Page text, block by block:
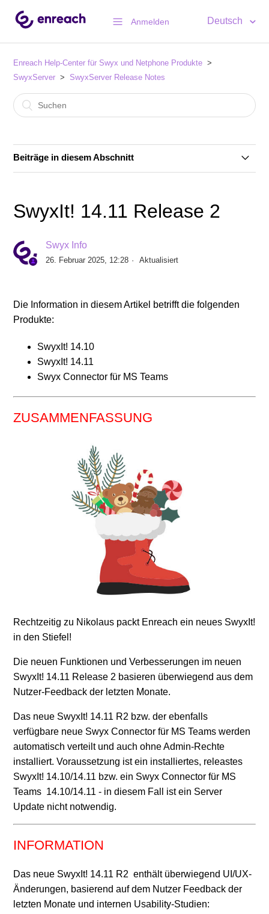
Anmelden Deutsch
Enreach Help-Center für Swyx und Netphone Produkte
SwyxServer
SwyxServer Release Notes
Beiträge in diesem Abschnitt
SwyxIt! 14.21 Release 3
Swyx 14.21
SwyxWare Produkthistorie
SwyxIt! 14.21 Release 2
SwyxIt! 14.11 Release 3
SwyxIt! 14.11 Release 2
Weitere anzeigen
SwyxIt! 14.11 Release 2
Swyx Info
26. Februar 2025, 12:28 Aktualisiert
Die Information in diesem Artikel betrifft die folgenden
Produkte:
SwyxIt! 14.10
SwyxIt! 14.11
Swyx Connector für MS Teams
ZUSAMMENFASSUNG
Rechtzeitig zu Nikolaus packt Enreach ein neues SwyxIt!
in den Stiefel!
Die neuen Funktionen und Verbesserungen im neuen
SwyxIt! 14.11 Release 2 basieren überwiegend aus dem
Nutzer-Feedback der letzten Monate.
Das neue SwyxIt! 14.11 R2 bzw. der ebenfalls
verfügbare neue Swyx Connector für MS Teams werden
automatisch verteilt und auch ohne Admin-Rechte
installiert.Voraussetzung ist ein installiertes, releastes
SwyxIt! 14.10/14.11 bzw. ein Swyx Connector für MS
Teams 14.10/14.11 - in diesem Fall ist ein Server
Update nicht notwendig.
INFORMATION
Das neue SwyxIt! 14.11 R2 enthält überwiegend UI/UX-
Änderungen, basierend auf dem Nutzer Feedback der
letzten Monate und internen Usability-Studien: